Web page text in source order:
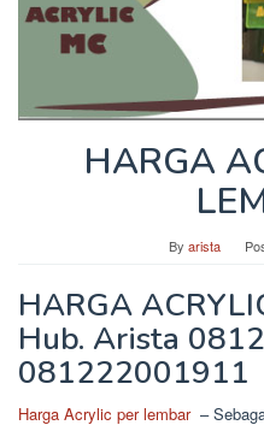
HARGA
By arista
HARGA
Hub. Arista
081222001911
Harga Acrylic per lembar–